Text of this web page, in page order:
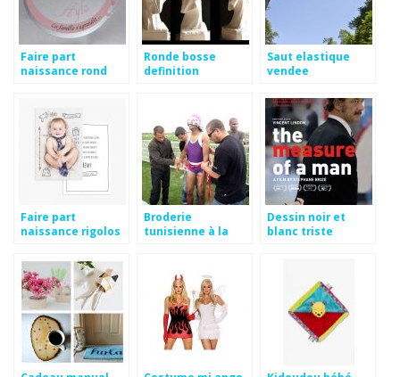
Faire part
naissance rond
Ronde bosse
definition
Saut elastique
vendee
Faire part
naissance rigolos
Broderie
tunisienne à la
Dessin noir et
blanc triste